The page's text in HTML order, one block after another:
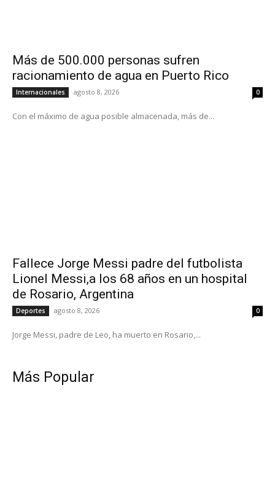
Más de 500.000 personas sufren
racionamiento de agua en Puerto Rico
Internacionales agosto 8, 2026 0
Con el máximo de agua posible almacenada, más de...
Fallece Jorge Messi padre del futbolista
Lionel Messi,a los 68 años en un hospital
de Rosario, Argentina
Deportes agosto 8, 2026 0
Jorge Messi, padre de Leo, ha muerto en Rosario,...
Más Popular